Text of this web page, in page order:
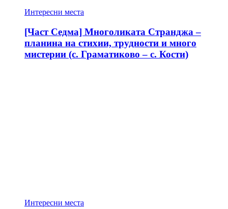
Интересни места
[Част Седма] Многоликата Странджа –
планина на стихии, трудности и много
мистерии (с. Граматиково – с. Кости)
Интересни места